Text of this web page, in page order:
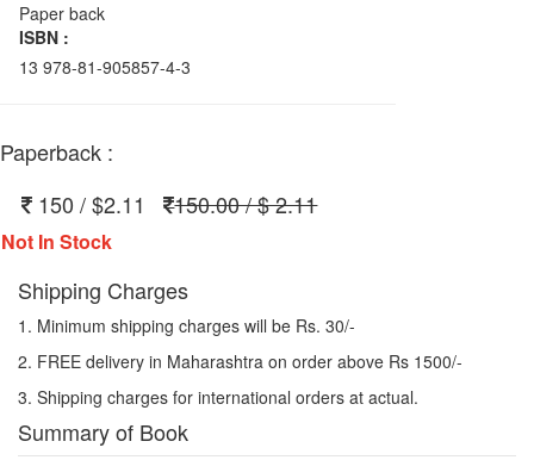
Paper back
ISBN :
13 978-81-905857-4-3
Paperback :
150 / $2.11
150.00 / $ 2.11
Not In Stock
Shipping Charges
1. Minimum shipping charges will be Rs. 30/-
2. FREE delivery in Maharashtra on order above Rs 1500/-
3. Shipping charges for international orders at actual.
Summary of Book